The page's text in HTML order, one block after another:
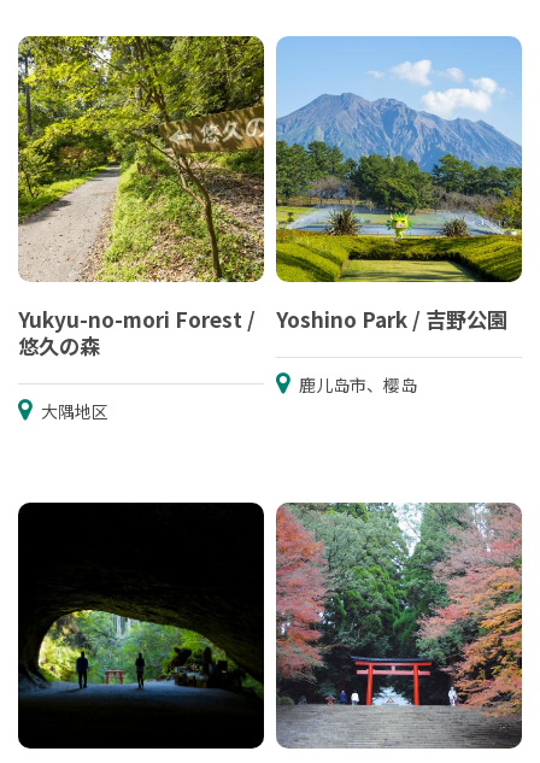
Yukyu-no-mori Forest /
悠久の森
大隅地区
Yoshino Park / 吉野公園
鹿儿岛市、樱岛